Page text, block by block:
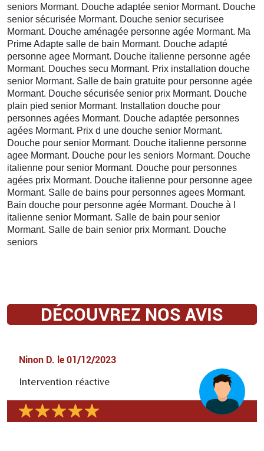
seniors Mormant. Douche adaptée senior Mormant. Douche
senior sécurisée Mormant. Douche senior securisee
Mormant. Douche aménagée personne agée Mormant. Ma
Prime Adapte salle de bain Mormant. Douche adapté
personne agee Mormant. Douche italienne personne agée
Mormant. Douches secu Mormant. Prix installation douche
senior Mormant. Salle de bain gratuite pour personne agée
Mormant. Douche sécurisée senior prix Mormant. Douche
plain pied senior Mormant. Installation douche pour
personnes agées Mormant. Douche adaptée personnes
agées Mormant. Prix d une douche senior Mormant.
Douche pour senior Mormant. Douche italienne personne
agee Mormant. Douche pour les seniors Mormant. Douche
italienne pour senior Mormant. Douche pour personnes
agées prix Mormant. Douche italienne pour personne agee
Mormant. Salle de bains pour personnes agees Mormant.
Bain douche pour personne agée Mormant. Douche à l
italienne senior Mormant. Salle de bain pour senior
Mormant. Salle de bain senior prix Mormant. Douche
seniors
DÉCOUVREZ NOS AVIS
Ninon D. le 01/12/2023
Intervention réactive